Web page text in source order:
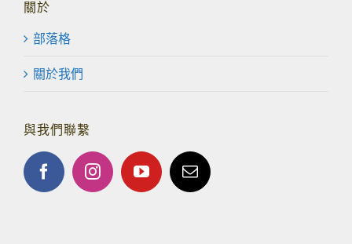
關於
部落格
關於我們
與我們聯繫